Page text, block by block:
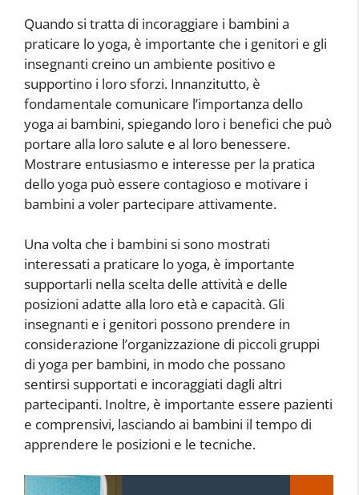
Quando si tratta di incoraggiare i bambini a
praticare lo yoga, è importante che i genitori e gli
insegnanti creino un ambiente positivo e
supportino i loro sforzi. Innanzitutto, è
fondamentale comunicare l’importanza dello
yoga ai bambini, spiegando loro i benefici che può
portare alla loro salute e al loro benessere.
Mostrare entusiasmo e interesse per la pratica
dello yoga può essere contagioso e motivare i
bambini a voler partecipare attivamente.
Una volta che i bambini si sono mostrati
interessati a praticare lo yoga, è importante
supportarli nella scelta delle attività e delle
posizioni adatte alla loro età e capacità. Gli
insegnanti e i genitori possono prendere in
considerazione l’organizzazione di piccoli gruppi
di yoga per bambini, in modo che possano
sentirsi supportati e incoraggiati dagli altri
partecipanti. Inoltre, è importante essere pazienti
e comprensivi, lasciando ai bambini il tempo di
apprendere le posizioni e le tecniche.